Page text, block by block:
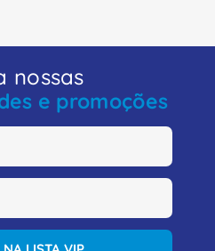
nossas
e promoções